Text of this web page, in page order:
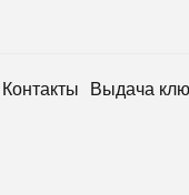
Контакты Выдача